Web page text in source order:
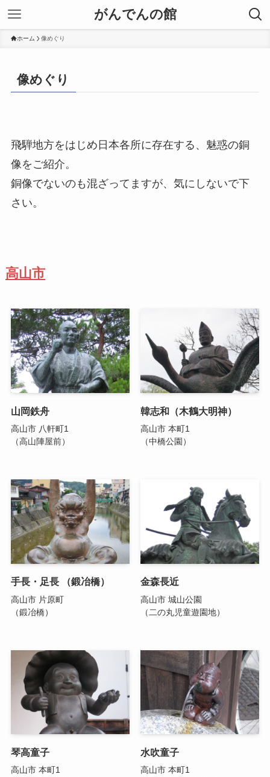
がんでんの館
ホーム 像めぐり
像めぐり
飛騨地方をはじめ日本各所に存在する、魅惑の銅
像をご紹介。
銅像でないのも混ざってますが、気にしないで下
さい。
高山市
山岡鉄舟
高山市 八軒町1
（高山陣屋前）
韓志和（木鶴大明神）
高山市 本町1
（中橋公園）
手長・足長 （鍛冶橋）
高山市 片原町
（鍛冶橋）
金森長近
高山市 城山公園
（二の丸児童遊園地）
琴高童子
高山市 本町1
水吹童子
高山市 本町1